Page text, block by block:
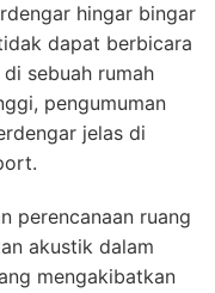
hingar bingar
dapat berbicara
sebuah rumah
pengumuman
jelas di
perencanaan ruang
akustik dalam
mengakibatkan